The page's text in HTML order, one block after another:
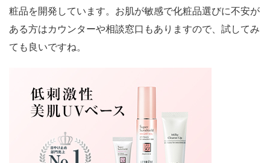
粧品を開発しています。お肌が敏感で化粧品選びに不安が
ある方はカウンターや相談窓口もありますので、試してみ
ても良いですね。